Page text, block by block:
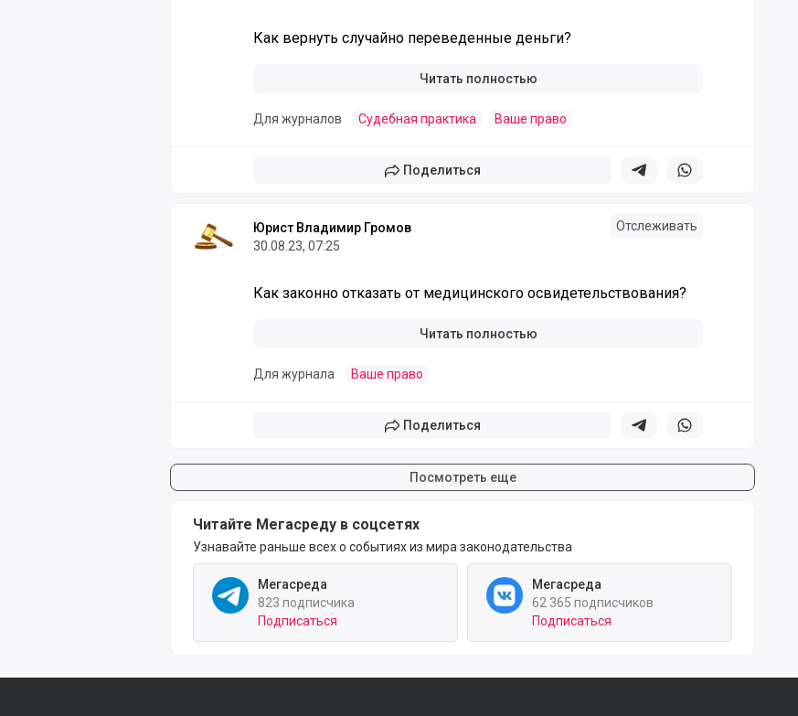
Как вернуть случайно переведенные деньги?
Читать полностью
Для журналов Судебная практика Ваше право
Поделиться Поделиться в телеграм
Поделиться в whatsapp
Юрист Владимир Громов
30.08.23, 07:25
Отслеживать
Как законно отказать от медицинского освидетельствования?
Читать полностью
Для журнала Ваше право
Поделиться Поделиться в телеграм
Поделиться в whatsapp
Посмотреть еще
Читайте Мегасреду в соцсетях
Узнавайте раньше всех о событиях из мира законодательства
Мегасреда
823 подписчика
Подписаться
Мегасреда
62 365 подписчиков
Подписаться